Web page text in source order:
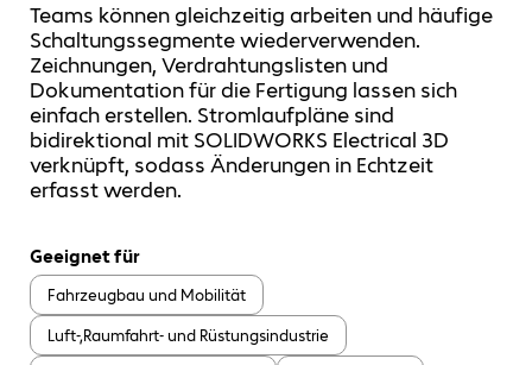
Teams können gleichzeitig arbeiten und häufige
Schaltungssegmente wiederverwenden.
Zeichnungen, Verdrahtungslisten und
Dokumentation für die Fertigung lassen sich
einfach erstellen. Stromlaufpläne sind
bidirektional mit SOLIDWORKS Electrical 3D
verknüpft, sodass Änderungen in Echtzeit
erfasst werden.
Geeignet für
Fahrzeugbau und Mobilität
Luft-,Raumfahrt- und Rüstungsindustrie